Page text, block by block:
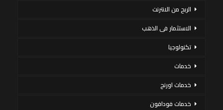
الربح من الانترنت
الاستثمار فى الذهب
تكنولوجيا
خدمات
خدمات اورنج
خدمات فودافون